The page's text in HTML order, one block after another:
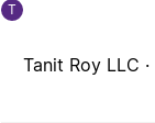
T
Tanit Roy LLC ·